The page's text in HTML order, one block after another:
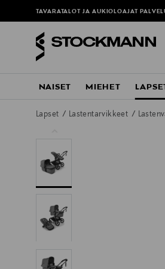
TAVARATALOT JA AUKIOLOAJAT
NAISET MIEHET
Lapset Lastentarvikkeet